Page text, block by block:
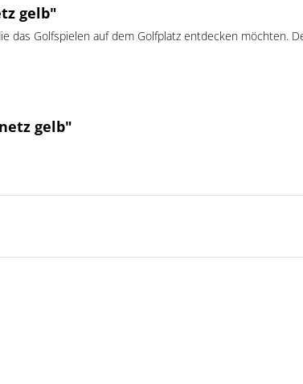
gelb"
das Golfspielen auf dem Golfplatz entdecken möchten.
gelb"